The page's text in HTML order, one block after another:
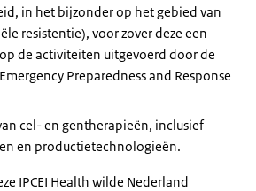
in het bijzonder op het gebied van
resistentie), voor zover deze een
de activiteiten uitgevoerd door de
Preparedness and Response
cel- en gentherapieën, inclusief
en productietechnologieën.
IPCEI Health wilde Nederland